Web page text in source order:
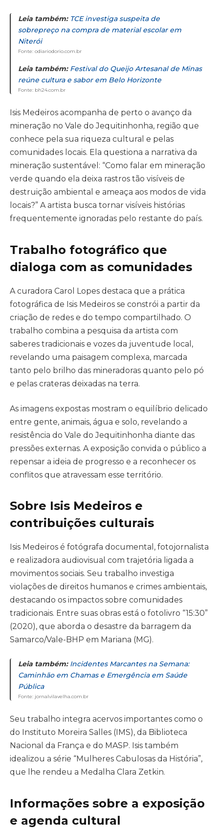
Leia também: TCE investiga suspeita de
sobrepreço na compra de material escolar em
Niterói
Fonte: odiariodorio.com.br
Leia também: Festival do Queijo Artesanal de Minas
reúne cultura e sabor em Belo Horizonte
Fonte: bh24.com.br
Isis Medeiros acompanha de perto o avanço da
mineração no Vale do Jequitinhonha, região que
conhece pela sua riqueza cultural e pelas
comunidades locais. Ela questiona a narrativa da
mineração sustentável: “Como falar em mineração
verde quando ela deixa rastros tão visíveis de
destruição ambiental e ameaça aos modos de vida
locais?” A artista busca tornar visíveis histórias
frequentemente ignoradas pelo restante do país.
Trabalho fotográfico que
dialoga com as comunidades
A curadora Carol Lopes destaca que a prática
fotográfica de Isis Medeiros se constrói a partir da
criação de redes e do tempo compartilhado. O
trabalho combina a pesquisa da artista com
saberes tradicionais e vozes da juventude local,
revelando uma paisagem complexa, marcada
tanto pelo brilho das mineradoras quanto pelo pó
e pelas crateras deixadas na terra.
As imagens expostas mostram o equilíbrio delicado
entre gente, animais, água e solo, revelando a
resistência do Vale do Jequitinhonha diante das
pressões externas. A exposição convida o público a
repensar a ideia de progresso e a reconhecer os
conflitos que atravessam esse território.
Sobre Isis Medeiros e
contribuições culturais
Isis Medeiros é fotógrafa documental, fotojornalista
e realizadora audiovisual com trajetória ligada a
movimentos sociais. Seu trabalho investiga
violações de direitos humanos e crimes ambientais,
destacando os impactos sobre comunidades
tradicionais. Entre suas obras está o fotolivro “15:30”
(2020), que aborda o desastre da barragem da
Samarco/Vale-BHP em Mariana (MG).
Leia também: Incidentes Marcantes na Semana:
Caminhão em Chamas e Emergência em Saúde
Pública
Fonte: jornalvilavelha.com.br
Seu trabalho integra acervos importantes como o
do Instituto Moreira Salles (IMS), da Biblioteca
Nacional da França e do MASP. Isis também
idealizou a série “Mulheres Cabulosas da História”,
que lhe rendeu a Medalha Clara Zetkin.
Informações sobre a exposição
e agenda cultural